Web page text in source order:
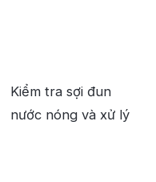
Kiểm tra sợi đun
nước nóng và xử lý